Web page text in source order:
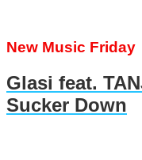
New Music Friday
Glasi feat.
Sucker Down